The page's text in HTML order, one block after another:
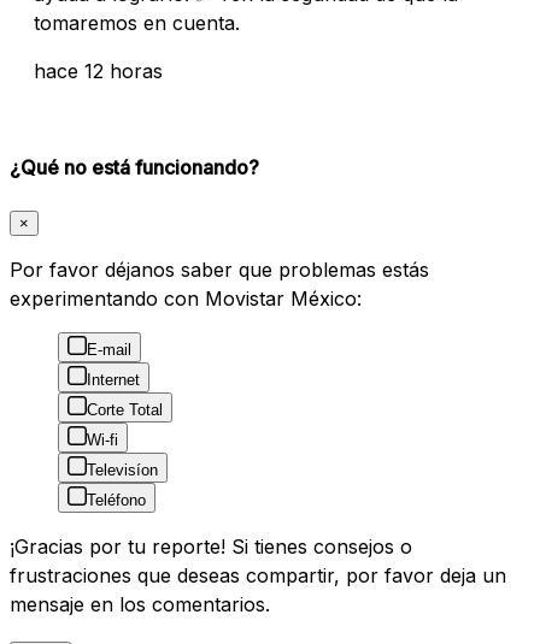
tomaremos en cuenta.
hace 12 horas
¿Qué no está funcionando?
×
Por favor déjanos saber que problemas estás
experimentando con Movistar México:
E-mail
Internet
Corte Total
Wi-fi
Televisíon
Teléfono
¡Gracias por tu reporte! Si tienes consejos o
frustraciones que deseas compartir, por favor deja un
mensaje en los comentarios.